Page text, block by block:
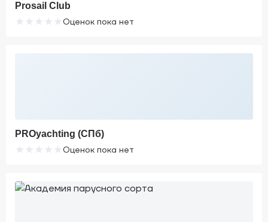
Prosail Club
★ ★ ★ ★ ★Оценок пока нет
PROyachting (СПб)
★ ★ ★ ★ ★Оценок пока нет